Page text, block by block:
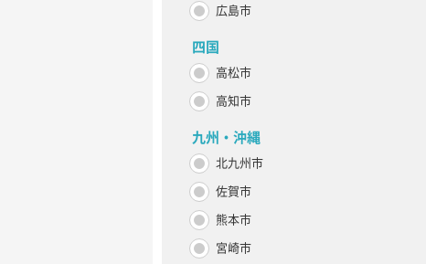
広島市
四国
高松市
高知市
九州・沖縄
北九州市
佐賀市
熊本市
宮崎市